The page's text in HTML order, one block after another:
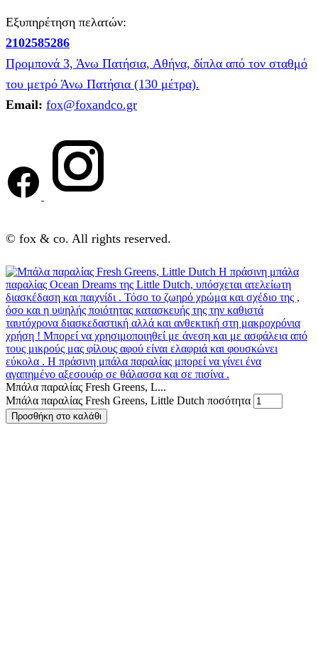
Εξυπηρέτηση πελατών:
2102585286
Προμπονά 3, Άνω Πατήσια, Αθήνα, δίπλα από τον σταθμό
του μετρό Άνω Πατήσια (130 μέτρα).
Email: fox@foxandco.gr
© fox & co. All rights reserved.
Μπάλα παραλίας Fresh Greens, L...
Μπάλα παραλίας Fresh Greens, Little Dutch ποσότητα
Προσθήκη στο καλάθι